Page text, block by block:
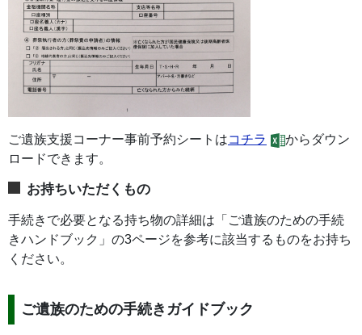
ご遺族支援コーナー事前予約シートはコチラ
からダウン
ロードできます。
お持ちいただくもの
手続きで必要となる持ち物の詳細は「ご遺族のための手続
きハンドブック」の3ページを参考に該当するものをお持ち
ください。
ご遺族のための手続きガイドブック